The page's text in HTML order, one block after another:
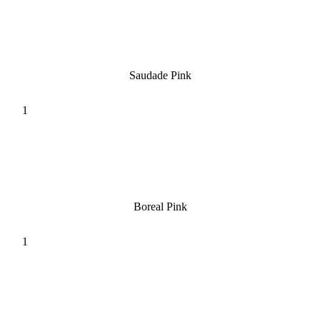
Saudade Pink
Boreal Pink